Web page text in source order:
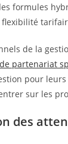
formules
flexibilité
de la
partenariat
pour
sur les
des